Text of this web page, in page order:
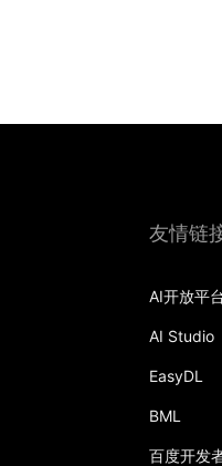
友情链
AI开放平
AI Studio
EasyDL
BML
百度开发